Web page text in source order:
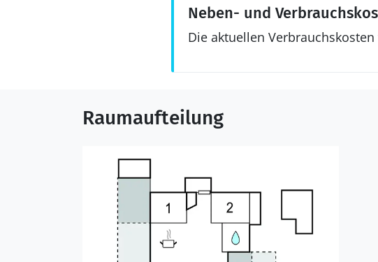
Neben- und
Die aktuellen
Raumaufteilung